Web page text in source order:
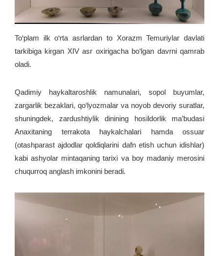
To‘plam ilk o‘rta asrlardan to Xorazm Temuriylar davlati
tarkibiga kirgan XIV asr oxirigacha bo‘lgan davrni qamrab
oladi.
Qadimiy haykaltaroshlik namunalari, sopol buyumlar,
zargarlik bezaklari, qo‘lyozmalar va noyob devoriy suratlar,
shuningdek, zardushtiylik dinining hosildorlik ma’budasi
Anaxitaning terrakota haykalchalari hamda ossuar
(otashparast ajdodlar qoldiqlarini dafn etish uchun idishlar)
kabi ashyolar mintaqaning tarixi va boy madaniy merosini
chuqurroq anglash imkonini beradi.